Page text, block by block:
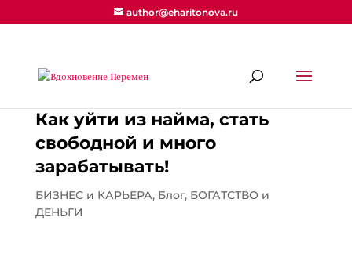
author@eharitonova.ru
Как уйти из найма, стать
свободной и много
зарабатывать!
БИЗНЕС и КАРЬЕРА, Блог, БОГАТСТВО и
ДЕНЬГИ